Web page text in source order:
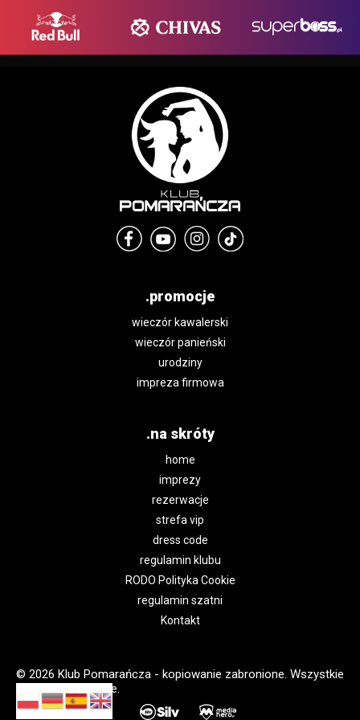
.promocje
wieczór kawalerski
wieczór panieński
urodziny
impreza firmowa
.na skróty
home
imprezy
rezerwacje
strefa vip
dress code
regulamin klubu
RODO Polityka Cookie
regulamin szatni
Kontakt
© 2026 Klub Pomarańcza - kopiowanie zabronione. Wszystkie
prawa zastrzeżone.